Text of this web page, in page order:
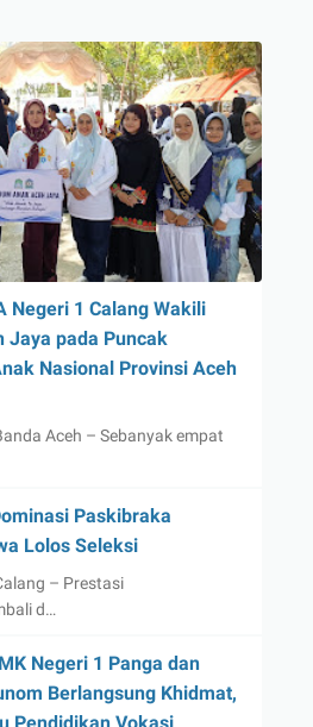
Negeri 1 Calang Wakili
Jaya pada Puncak
Nasional Provinsi Aceh
Aceh – Sebanyak empat
Paskibraka
Lolos Seleksi
– Prestasi
d…
Negeri 1 Panga dan
Berlangsung Khidmat,